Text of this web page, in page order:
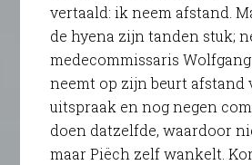
vertaald: ik neem afstand.
de hyena zijn tanden stuk;
medecommissaris
neemt op zijn beurt afstand
uitspraak en nog negen
doen datzelfde, waardoor
maar Piëch zelf wankelt.